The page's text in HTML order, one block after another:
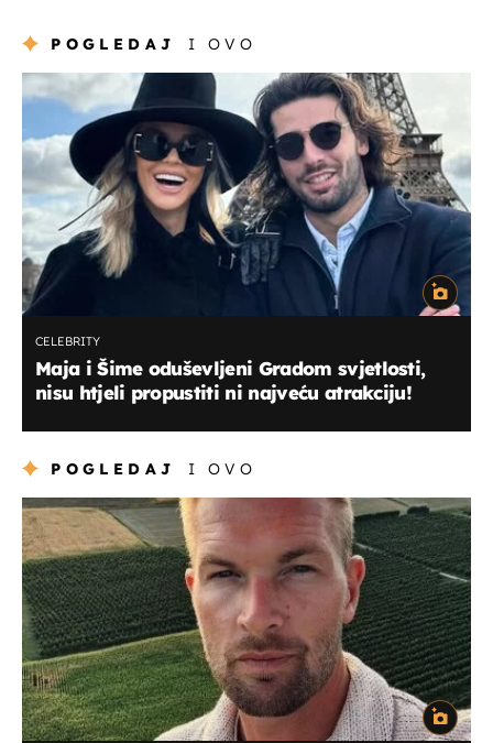
POGLEDAJ I OVO
CELEBRITY
Maja i Šime oduševljeni Gradom svjetlosti,
nisu htjeli propustiti ni najveću atrakciju!
POGLEDAJ I OVO